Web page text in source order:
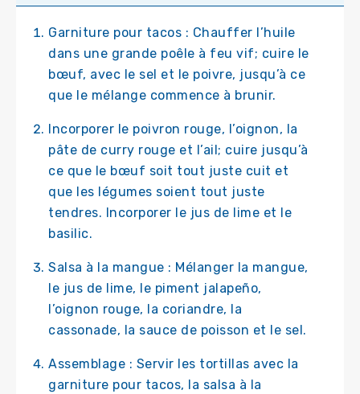
Garniture pour tacos : Chauffer l’huile
dans une grande poêle à feu vif; cuire le
bœuf, avec le sel et le poivre, jusqu’à ce
que le mélange commence à brunir.
Incorporer le poivron rouge, l’oignon, la
pâte de curry rouge et l’ail; cuire jusqu’à
ce que le bœuf soit tout juste cuit et
que les légumes soient tout juste
tendres. Incorporer le jus de lime et le
basilic.
Salsa à la mangue : Mélanger la mangue,
le jus de lime, le piment jalapeño,
l’oignon rouge, la coriandre, la
cassonade, la sauce de poisson et le sel.
Assemblage : Servir les tortillas avec la
garniture pour tacos, la salsa à la